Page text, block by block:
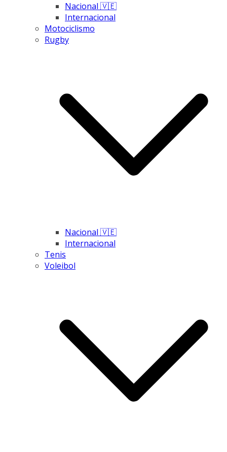
Nacional 🇻🇪
Internacional
Motociclismo
Rugby
Nacional 🇻🇪
Internacional
Tenis
Voleibol